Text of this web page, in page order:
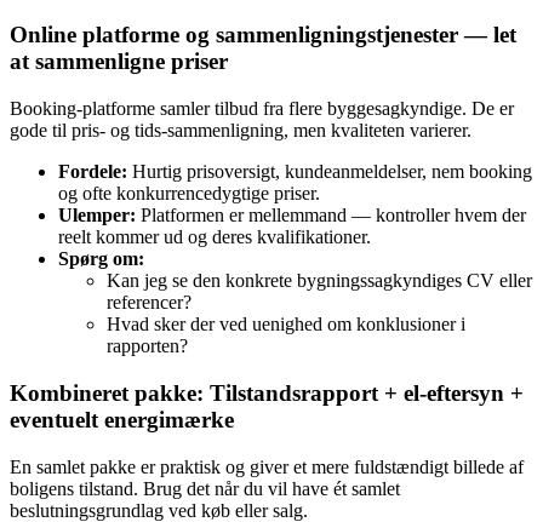
Online platforme og sammenligningstjenester — let
at sammenligne priser
Booking-platforme samler tilbud fra flere byggesagkyndige. De er
gode til pris- og tids-sammenligning, men kvaliteten varierer.
Fordele: Hurtig prisoversigt, kundeanmeldelser, nem booking
og ofte konkurrencedygtige priser.
Ulemper: Platformen er mellemmand — kontroller hvem der
reelt kommer ud og deres kvalifikationer.
Spørg om:
Kan jeg se den konkrete bygningssagkyndiges CV eller
referencer?
Hvad sker der ved uenighed om konklusioner i
rapporten?
Kombineret pakke: Tilstandsrapport + el‑eftersyn +
eventuelt energimærke
En samlet pakke er praktisk og giver et mere fuldstændigt billede af
boligens tilstand. Brug det når du vil have ét samlet
beslutningsgrundlag ved køb eller salg.